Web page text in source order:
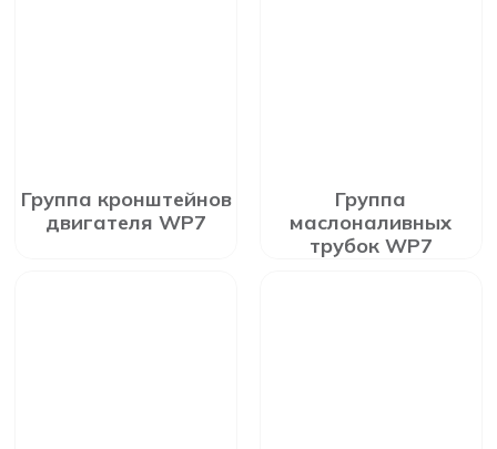
Группа кронштейнов
двигателя WP7
Группа
маслоналивных
трубок WP7